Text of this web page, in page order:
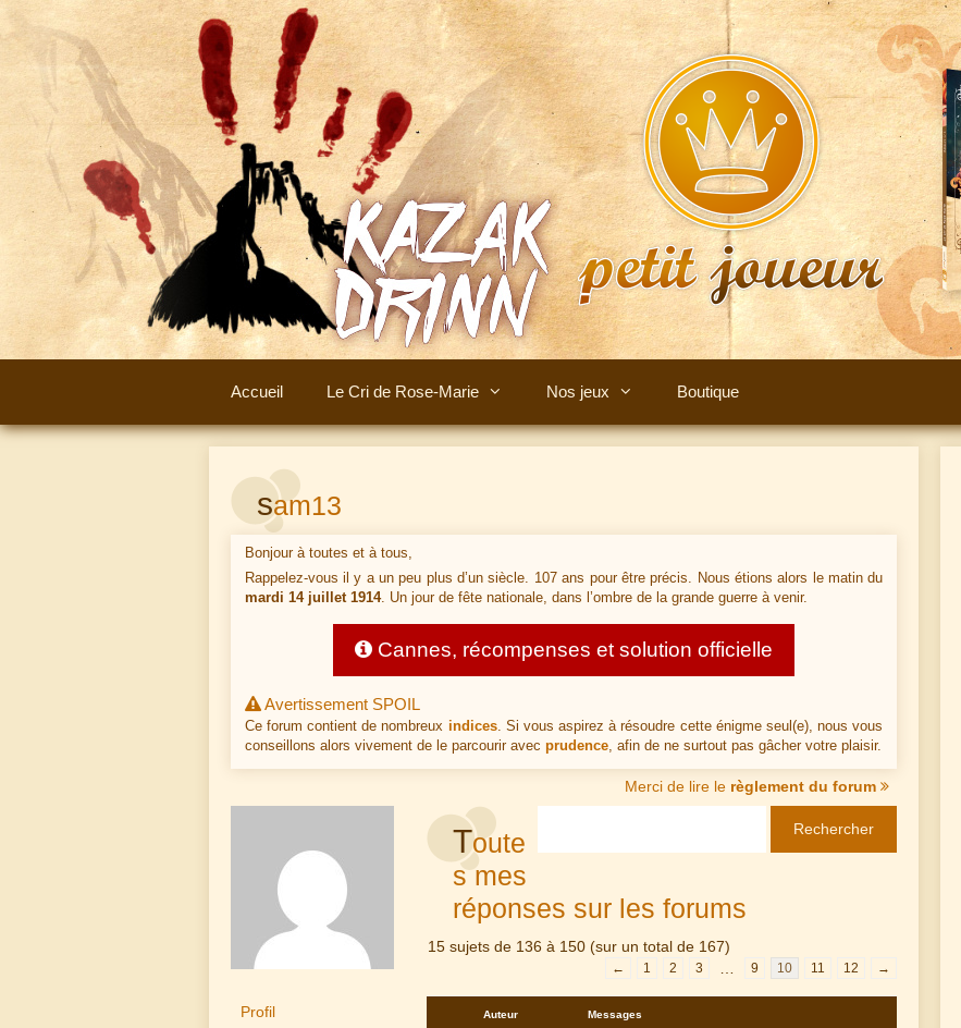
au
contenu
Accueil Le Cri de Rose-Marie Nos jeux Boutique
sam13
Bonjour à toutes et à tous,
Rappelez-vous il y a un peu plus d’un siècle. 107 ans pour être précis. Nous étions alors le matin du
mardi 14 juillet 1914. Un jour de fête nationale, dans l’ombre de la grande guerre à venir.
Cannes, récompenses et solution officielle
Avertissement SPOIL
Ce forum contient de nombreux indices. Si vous aspirez à résoudre cette énigme seul(e), nous vous
conseillons alors vivement de le parcourir avec prudence, afin de ne surtout pas gâcher votre plaisir.
Merci de lire le règlement du forum
Profil
Toute
s mes
réponses sur les forums
15 sujets de 136 à 150 (sur un total de 167)
← 1 2 3 … 9 10 11 12 →
Auteur Messages